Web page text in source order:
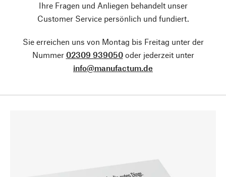
Ihre Fragen und Anliegen behandelt unser
Customer Service persönlich und fundiert.
Sie erreichen uns von Montag bis Freitag unter der
Nummer 02309 939050oder jederzeit unter
info@manufactum.de